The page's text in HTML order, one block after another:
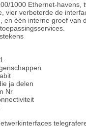
1000 Ethernet-havens,
vier verbeterde de
en één interne groef van
ja delen
Nr